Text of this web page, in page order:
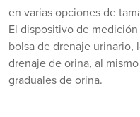
en varias opciones de
El dispositivo de
bolsa de drenaje
drenaje de orina, al
graduales de orina.